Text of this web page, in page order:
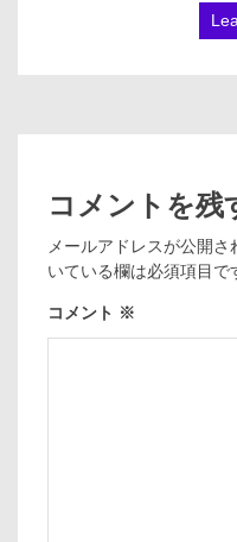
コメントを残
メールアドレスが公開さ
いている欄は必須項目で
コメント ※